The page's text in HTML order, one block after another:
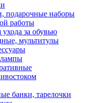
подарочные наборы
работы
за обувью
мультитулы
банки, тарелочки